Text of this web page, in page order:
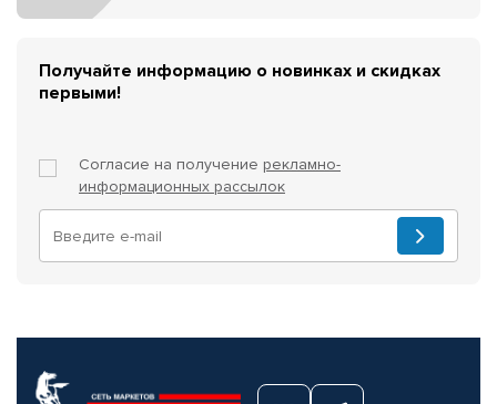
Получайте информацию о новинках и скидках
первыми!
Согласие на получение рекламно-
информационных рассылок